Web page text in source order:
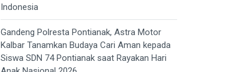
Indonesia
Gandeng Polresta Pontianak, Astra Motor
Kalbar Tanamkan Budaya Cari Aman kepada
Siswa SDN 74 Pontianak saat Rayakan Hari